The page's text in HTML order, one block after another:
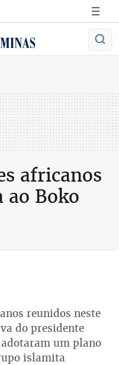
africanos
ao Boko
reunidos neste
do presidente
um plano
islamita